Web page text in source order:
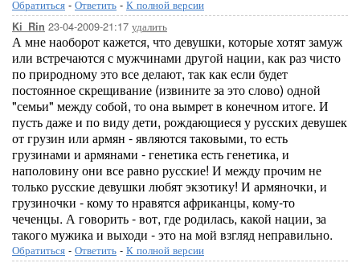
Обратиться - Ответить - К полной версии
Ki_Rin 23-04-2009-21:17 удалить
А мне наоборот кажется, что девушки, которые хотят замуж
или встречаются с мужчинами другой нации, как раз чисто
по природному это все делают, так как если будет
постоянное скрещивание (извините за это слово) одной
"семьи" между собой, то она вымрет в конечном итоге. И
пусть даже и по виду дети, рождающиеся у русских девушек
от грузин или армян - являются таковыми, то есть
грузинами и армянами - генетика есть генетика, и
наполовину они все равно русские! И между прочим не
только русские девушки любят экзотику! И армяночки, и
грузиночки - кому то нравятся африканцы, кому-то
чеченцы. А говорить - вот, где родилась, какой нации, за
такого мужика и выходи - это на мой взгляд неправильно.
Обратиться - Ответить - К полной версии